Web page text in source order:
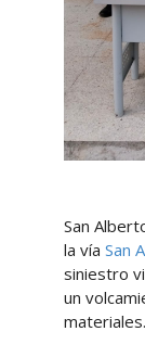
San
la vía San
siniestro
un
materiales.